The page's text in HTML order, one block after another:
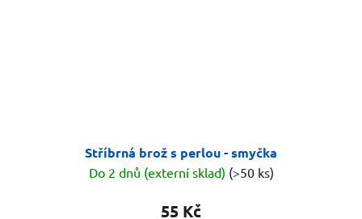
Stříbrná brož s perlou - smyčka
Do 2 dnů (externí sklad) (>50 ks)
55 Kč